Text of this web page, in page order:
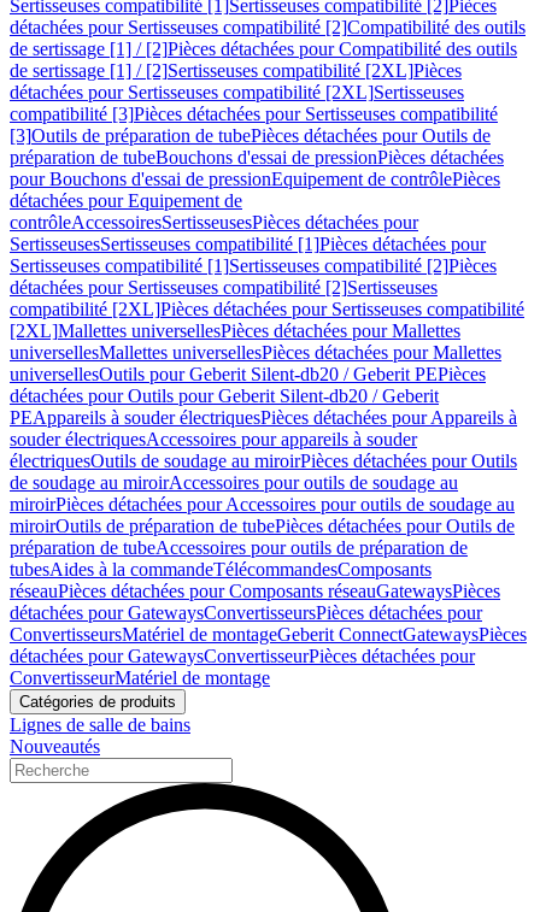
Sertisseuses compatibilité [1]Sertisseuses compatibilité [2]Pièces
détachées pour Sertisseuses compatibilité [2]Compatibilité des outils
de sertissage [1] / [2]Pièces détachées pour Compatibilité des outils
de sertissage [1] / [2]Sertisseuses compatibilité [2XL]Pièces
détachées pour Sertisseuses compatibilité [2XL]Sertisseuses
compatibilité [3]Pièces détachées pour Sertisseuses compatibilité
[3]Outils de préparation de tubePièces détachées pour Outils de
préparation de tubeBouchons d'essai de pressionPièces détachées
pour Bouchons d'essai de pressionEquipement de contrôlePièces
détachées pour Equipement de
contrôleAccessoiresSertisseusesPièces détachées pour
SertisseusesSertisseuses compatibilité [1]Pièces détachées pour
Sertisseuses compatibilité [1]Sertisseuses compatibilité [2]Pièces
détachées pour Sertisseuses compatibilité [2]Sertisseuses
compatibilité [2XL]Pièces détachées pour Sertisseuses compatibilité
[2XL]Mallettes universellesPièces détachées pour Mallettes
universellesMallettes universellesPièces détachées pour Mallettes
universellesOutils pour Geberit Silent-db20 / Geberit PEPièces
détachées pour Outils pour Geberit Silent-db20 / Geberit
PEAppareils à souder électriquesPièces détachées pour Appareils à
souder électriquesAccessoires pour appareils à souder
électriquesOutils de soudage au miroirPièces détachées pour Outils
de soudage au miroirAccessoires pour outils de soudage au
miroirPièces détachées pour Accessoires pour outils de soudage au
miroirOutils de préparation de tubePièces détachées pour Outils de
préparation de tubeAccessoires pour outils de préparation de
tubesAides à la commandeTélécommandesComposants
réseauPièces détachées pour Composants réseauGatewaysPièces
détachées pour GatewaysConvertisseursPièces détachées pour
ConvertisseursMatériel de montageGeberit ConnectGatewaysPièces
détachées pour GatewaysConvertisseurPièces détachées pour
ConvertisseurMatériel de montage
Catégories de produits
Lignes de salle de bains
Nouveautés